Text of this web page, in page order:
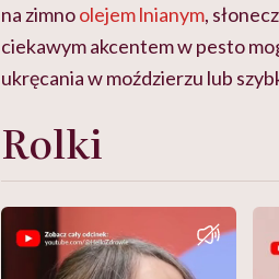
na zimnoolejem lnianym,
ciekawym akcentem w pesto
ukręcania w moździerzu lub
Rolki